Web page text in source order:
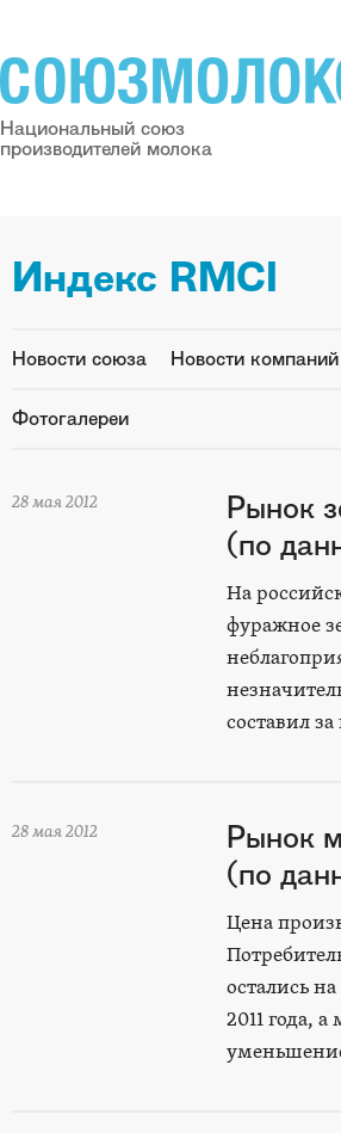
Национальный союз
производителей молока
Индекс RMCI
Новости союза Новости компаний
Фотогалереи
28 мая 2012
Рынок
(по
На
фуражное
составил
28 мая 2012
Рынок
(по
Цена
остались
2011 года,